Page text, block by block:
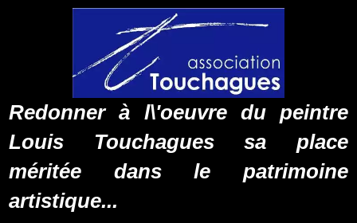
Redonner à l\'oeuvre du peintre
Louis Touchagues sa place
méritée dans le patrimoine
artistique...